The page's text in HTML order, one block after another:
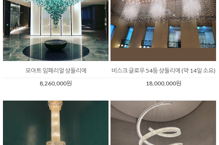
모아트 임페리얼 샹들리에
8,260,000원
비스크 글로우 54등 샹들리에 (약 14일 소요)
18,000,000원